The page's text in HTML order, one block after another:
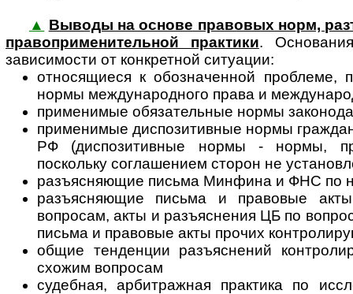
▲ Выводы на основе правовых норм,
пра­во­при­ме­ни­тель­ной прак­ти­ки.
зависимости от конкретной ситуации:
относящиеся к обозначенной проблеме,
нормы международного права и
применимые обязательные нормы
применимые диспозитивные нормы
РФ (диспозитивные нормы - нормы,
поскольку соглашением сторон не
разъясняющие письма Минфина и ФНС по
разъясняющие письма и правовые
вопросам, акты и разъяснения ЦБ по
письма и правовые акты прочих
общие тенденции разъяснений
схожим вопросам
судебная, арбитражная практика по